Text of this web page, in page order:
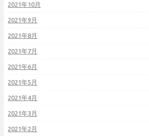
2021年10月
2021年9月
2021年8月
2021年7月
2021年6月
2021年5月
2021年4月
2021年3月
2021年2月